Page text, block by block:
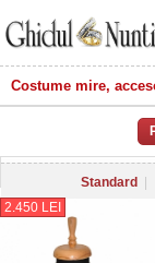
Costume mire,
Standard
2.450 LEI